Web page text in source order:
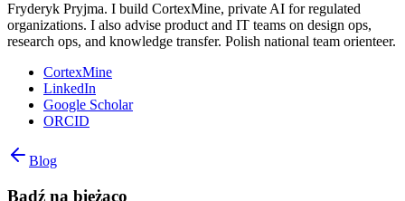
Fryderyk Pryjma. I build CortexMine, private AI for regulated
organizations. I also advise product and IT teams on design ops,
research ops, and knowledge transfer. Polish national team orienteer.
CortexMine
LinkedIn
Google Scholar
ORCID
Blog
Bądź na bieżąco